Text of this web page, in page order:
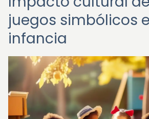
juegos simbólicos
infancia